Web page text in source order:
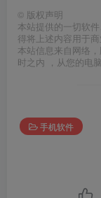
© 版权声明
本站提供的一切软
得将上述内容用于
本站信息来自网络
时之内 ，从您的电
手机软件